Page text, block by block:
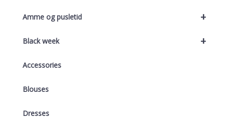
+
Amme og pusletid
+
Black week
Accessories
Blouses
Dresses